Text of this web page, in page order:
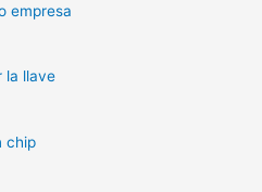
empresa
la llave
chip